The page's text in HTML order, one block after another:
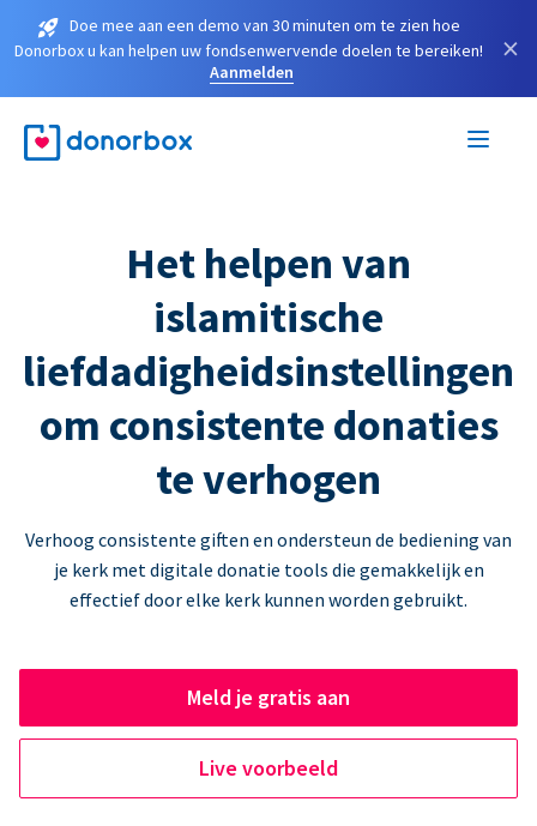
Doe mee aan een demo van 30 minuten om te zien hoe
Donorbox u kan helpen uw fondsenwervende doelen te bereiken!
Aanmelden
×
Het helpen van
islamitische
liefdadigheidsinstellingen
om consistente donaties
te verhogen
Verhoog consistente giften en ondersteun de bediening van
je kerk met digitale donatie tools die gemakkelijk en
effectief door elke kerk kunnen worden gebruikt.
Meld je gratis aan
Live voorbeeld